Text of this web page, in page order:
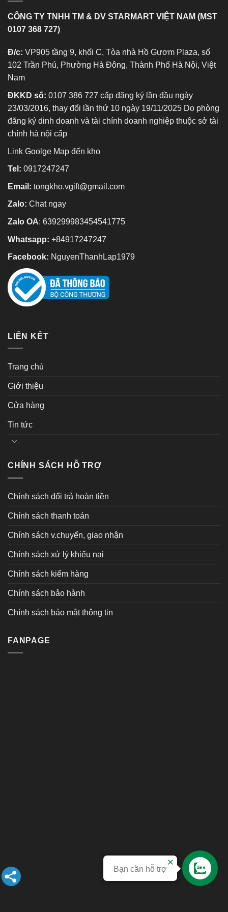
CÔNG TY TNHH TM & DV STARMART VIỆT NAM (MST
0107 368 727)
Đ/c: VP905 tầng 9, khối C, Tòa nhà Hồ Gươm Plaza, số
102 Trần Phú, Phường Hà Đông, Thành Phố Hà Nội, Việt
Nam
ĐKKD số: 0107 386 727 cấp đăng ký lần đầu ngày
23/03/2016, thay đổi lần thứ 10 ngày 19/11/2025 Do phòng
đăng ký dinh doanh và tài chính doanh nghiệp thuộc sở tài
chính hà nội cấp
Link Goolge Map đến kho
Tel: 0917247247
Email: tongkho.vgift@gmail.com
Zalo: Chat ngay
Zalo OA: 639299983454541775
Whatsapp: +84917247247
Facebook: NguyenThanhLap1979
LIÊN KẾT
Trang chủ
Giới thiệu
Cửa hàng
Tin tức
CHÍNH SÁCH HỖ TRỢ
Chính sách đổi trả hoàn tiền
Chính sách thanh toán
Chính sách v.chuyển, giao nhận
Chính sách xử lý khiếu nại
Chính sách kiểm hàng
Chính sách bảo hành
Chính sách bảo mật thông tin
FANPAGE
Bạn cần hỗ trợ